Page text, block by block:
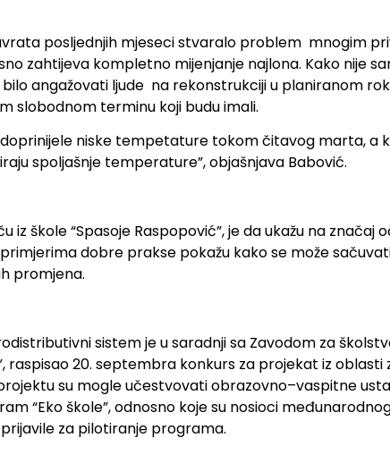
posljednjih mjeseci stvaralo problem mnogim
zahtijeva kompletno mijenjanje najlona. Kako nije
angažovati ljude na rekonstrukciji u planiranom
slobodnom terminu koji budu imali.
doprinijele niske tempetature tokom čitavog marta, a
spoljašnje temperature”, objašnjava Babović.
iz škole “Spasoje Raspopović”, je da ukažu na
dobre prakse pokažu kako se može
promjena.
sistem je u saradnji sa Zavodom za
raspisao 20. septembra konkurs za projekat iz
su mogle učestvovati obrazovno–vaspitne
“Eko škole”, odnosno koje su nosioci
za pilotiranje programa.